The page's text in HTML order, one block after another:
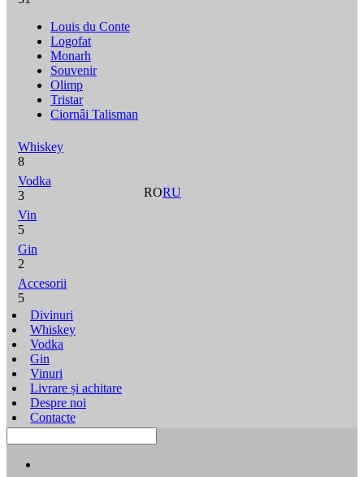
Louis du Conte
Logofat
Monarh
Souvenir
Olimp
Tristar
Ciornâi Talisman
Whiskey
8
Vodka
3
Vin
5
Gin
2
Accesorii
5
Divinuri
Whiskey
Vodka
Gin
Vinuri
Livrare și achitare
Despre noi
Contacte
RORU